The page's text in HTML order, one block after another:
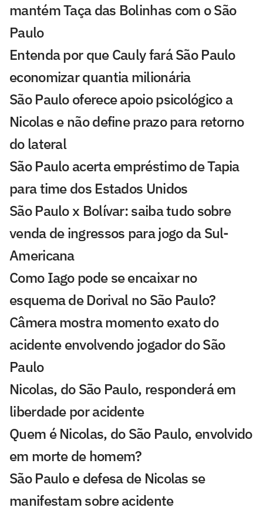
mantém Taça das Bolinhas com o São
Paulo
Entenda por que Cauly fará São Paulo
economizar quantia milionária
São Paulo oferece apoio psicológico a
Nicolas e não define prazo para retorno
do lateral
São Paulo acerta empréstimo de Tapia
para time dos Estados Unidos
São Paulo x Bolívar: saiba tudo sobre
venda de ingressos para jogo da Sul-
Americana
Como Iago pode se encaixar no
esquema de Dorival no São Paulo?
Câmera mostra momento exato do
acidente envolvendo jogador do São
Paulo
Nicolas, do São Paulo, responderá em
liberdade por acidente
Quem é Nicolas, do São Paulo, envolvido
em morte de homem?
São Paulo e defesa de Nicolas se
manifestam sobre acidente